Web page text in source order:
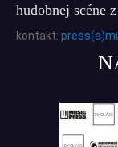
hudobnej scéne
kontakt: